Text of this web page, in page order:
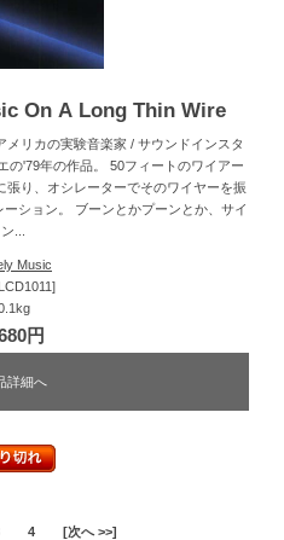
On A Long Thin Wire
リカの実験音楽家 / サウンドインスタ
の'79年の作品。 50フィートのワイアー
り、オシレーターでそのワイヤーを振
ション。 ブーンとかプーンとか、サイ
ン...
Music
円
詳細へ
4 [次へ >>]